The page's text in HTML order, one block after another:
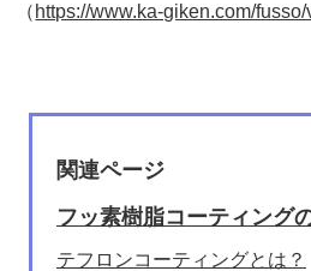
（ https://www.ka-giken.com/fusso/
関連ページ
フッ素樹脂コーティング
テフロンコーティングとは？